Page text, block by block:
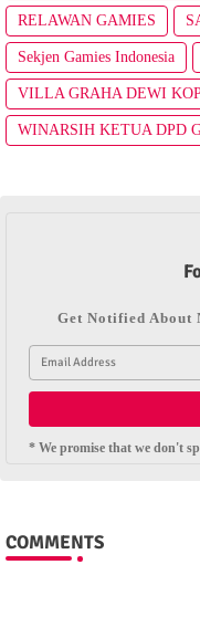
RELAWAN GAMIES
Sekjen Gamies Indonesia
VILLA GRAHA DEWI
WINARSIH KETUA DPD
Get Notified About
* We promise that we don't
COMMENTS